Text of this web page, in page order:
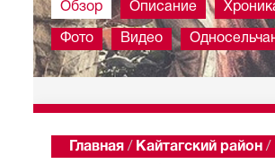
Обзор Описание
Фото Видео
Главная / Кайтагский район /